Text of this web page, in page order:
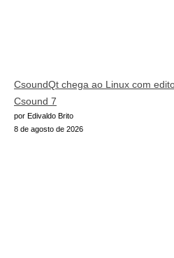
CsoundQt chega ao Linux com
Csound 7
por Edivaldo Brito
8 de agosto de 2026